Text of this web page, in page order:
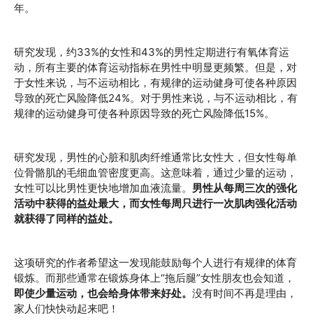
年。
研究发现，约33%的女性和43%的男性定期进行有氧体育运
动，所有主要的体育运动指标在男性中明显更频繁。但是，对
于女性来说，与不运动相比，有规律的运动健身可使各种原因
导致的死亡风险降低24%。对于男性来说，与不运动相比，有
规律的运动健身可使各种原因导致的死亡风险降低15%。
研究发现，男性的心脏和肌肉纤维通常比女性大，但女性每单
位骨骼肌的毛细血管密度更高。这意味着，通过少量的运动，
女性可以比男性更快地增加血液流量。 男性从每周三次的强化
活动中获得的益处最大，而女性每周只进行一次肌肉强化活动
就获得了同样的益处。
这项研究的作者希望这一发现能鼓励每个人进行有规律的体育
锻炼。而那些通常在锻炼身体上“拖后腿”女性朋友也会知道，
即使少量运动，也会给身体带来好处。 没有时间不再是理由，
家人们快快动起来吧！